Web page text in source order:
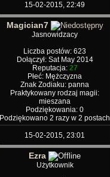
15-02-2015, 22:49
Magician7
Jasnowidzacy
Liczba postów: 623
Dołączył: Sat May 2014
Reputacja: 27
Płeć: Mężczyzna
Znak Zodiaku: panna
Praktykowany rodzaj magii:
mieszana
Podziękowania: 0
Podziękowano 2 razy w 2 postach
15-02-2015, 23:01
Ezra
Użytkownik